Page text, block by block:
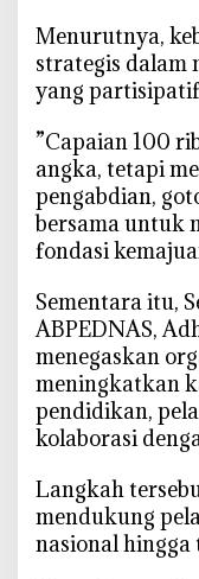
m
a
j
u
a
n
D
e
s
‎Menurutnya,
strategis dalam
yang
‎”Capaian 100
angka, tetapi
pengabdian,
bersama untuk
fondasi
‎Sementara itu,
ABPEDNAS,
menegaskan
meningkatkan
pendidikan,
kolaborasi
‎Langkah
mendukung
nasional hingga